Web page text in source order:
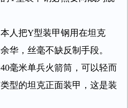
人把Y型装甲钢用在坦克
华，丝毫不缺反制手段。
毫米单兵火箭筒，可以轻而
型的坦克正面装甲，这是装